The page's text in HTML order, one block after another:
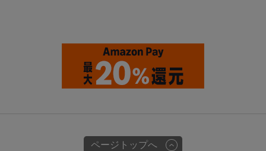
ページトップへ